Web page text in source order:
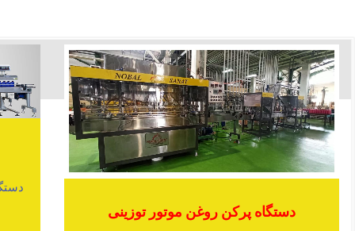
دستگاه پرکن روغن موتور توزینی